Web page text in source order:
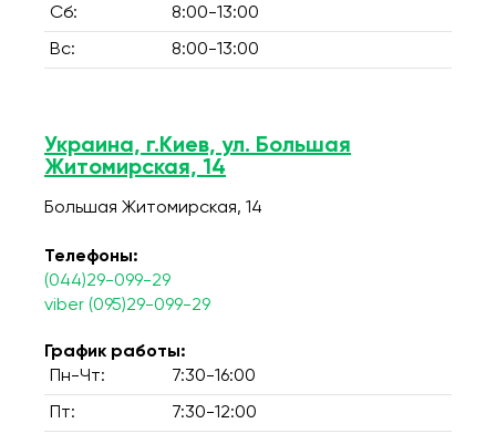
Сб: 8:00-13:00
Вс: 8:00-13:00
Украина, г.Киев, ул. Большая
Житомирская, 14
Большая Житомирская, 14
Телефоны:
(044)29-099-29
viber (095)29-099-29
График работы:
Пн-Чт:
7:30-16:00
Пт: 7:30-12:00